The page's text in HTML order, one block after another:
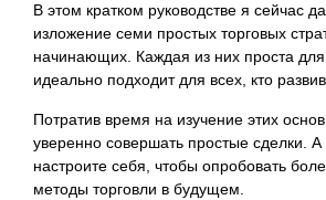
В этом кратком руководстве я сейчас
изложение семи простых торговых
начинающих. Каждая из них проста
идеально подходит для всех, кто
Потратив время на изучение этих
уверенно совершать простые сделки.
настроите себя, чтобы опробовать
методы торговли в будущем.